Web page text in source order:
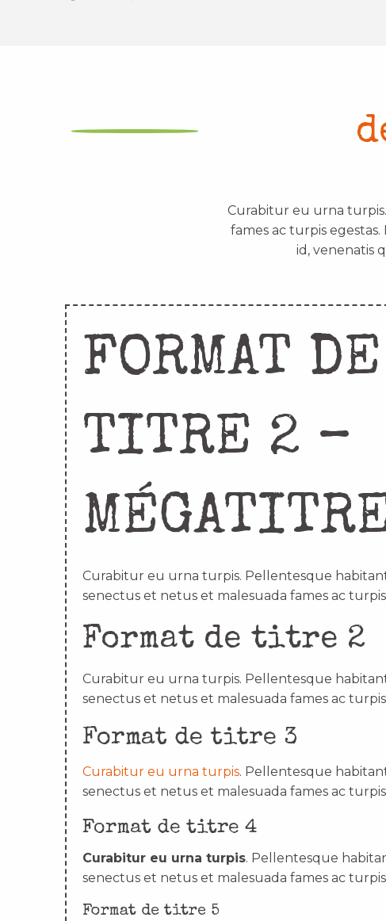
Curabitur eu urna
fames ac turpis
id, venenatis
FORMAT DE
TITRE 2 –
Curabitur eu urna turpis. Pellentesque
senectus et netus et malesuada fames ac turpis
Format de titre 2
Curabitur eu urna turpis. Pellentesque
senectus et netus et malesuada fames ac turpis
Format de titre 3
Curabitur eu urna turpis. Pellentesque
senectus et netus et malesuada fames ac turpis
Format de titre 4
Curabitur eu urna turpis. Pellentesque
senectus et netus et malesuada fames ac turpis
Format de titre 5